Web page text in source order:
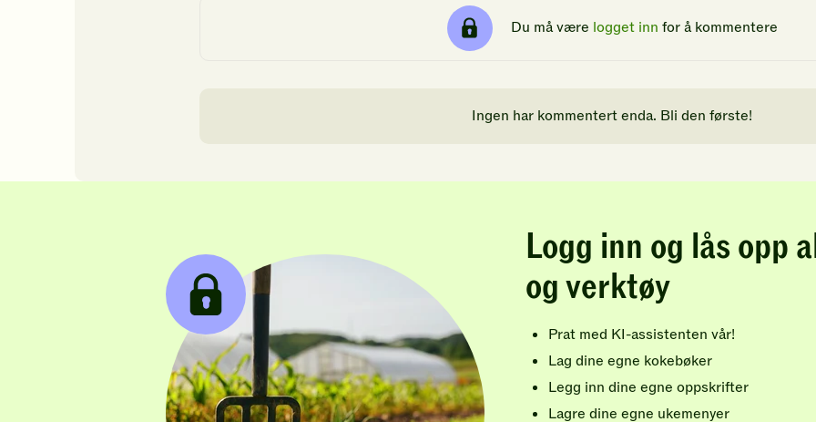
Du må være logget inn for å kommentere
Ingen har kommentert enda. Bli den første!
Logg inn og lås opp
og verktøy
Prat med KI-assistenten vår!
Lag dine egne kokebøker
Legg inn dine egne oppskrifter
Lagre dine egne ukemenyer